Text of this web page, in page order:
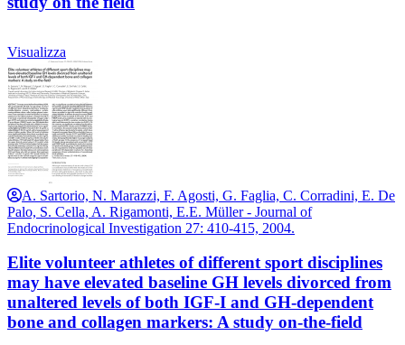
Visualizza
A. Sartorio, N. Marazzi, F. Agosti, G. Faglia, C. Corradini, E. De
Palo, S. Cella, A. Rigamonti, E.E. Müller - Journal of
Endocrinological Investigation 27: 410-415, 2004.
Elite volunteer athletes of different sport disciplines
may have elevated baseline GH levels divorced from
unaltered levels of both IGF-I and GH-dependent
bone and collagen markers: A study on-the-field